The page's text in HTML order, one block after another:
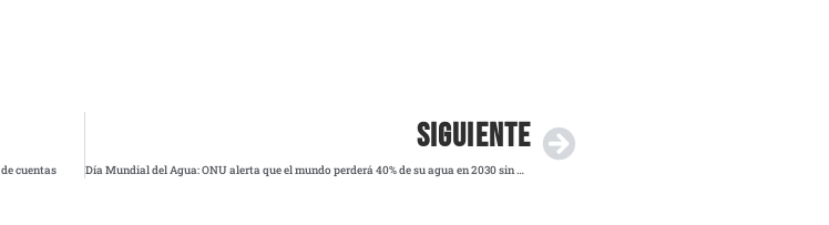
cuentas
SIGUIENTE
Día Mundial del Agua: ONU alerta que el mundo perderá 40% de su agua en 2030 sin medidas urgentes